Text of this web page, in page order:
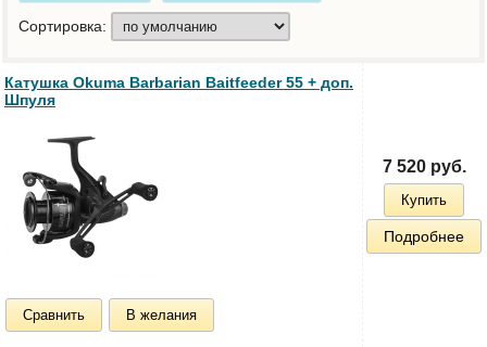
Сортировка:
Катушка Okuma Barbarian Baitfeeder 55 + доп.
Шпуля
Сравнить В желания
7 520 руб.
Купить
Подробнее